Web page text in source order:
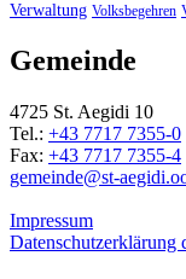
Verwaltung Volksbegehren
Gemeinde
4725 St. Aegidi 10
Tel.: +43 7717 7355-0
Fax: +43 7717 7355-4
gemeinde@st-
Impressum
Datenschutzerklärung